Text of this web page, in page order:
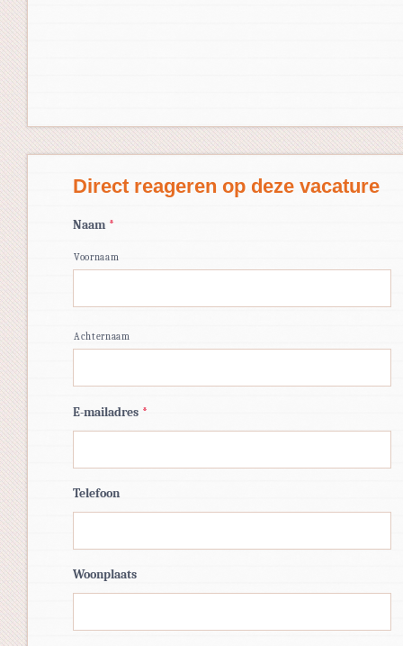
Direct reageren op deze vacature
Naam *
Voornaam
Achternaam
E-mailadres *
Telefoon
Woonplaats